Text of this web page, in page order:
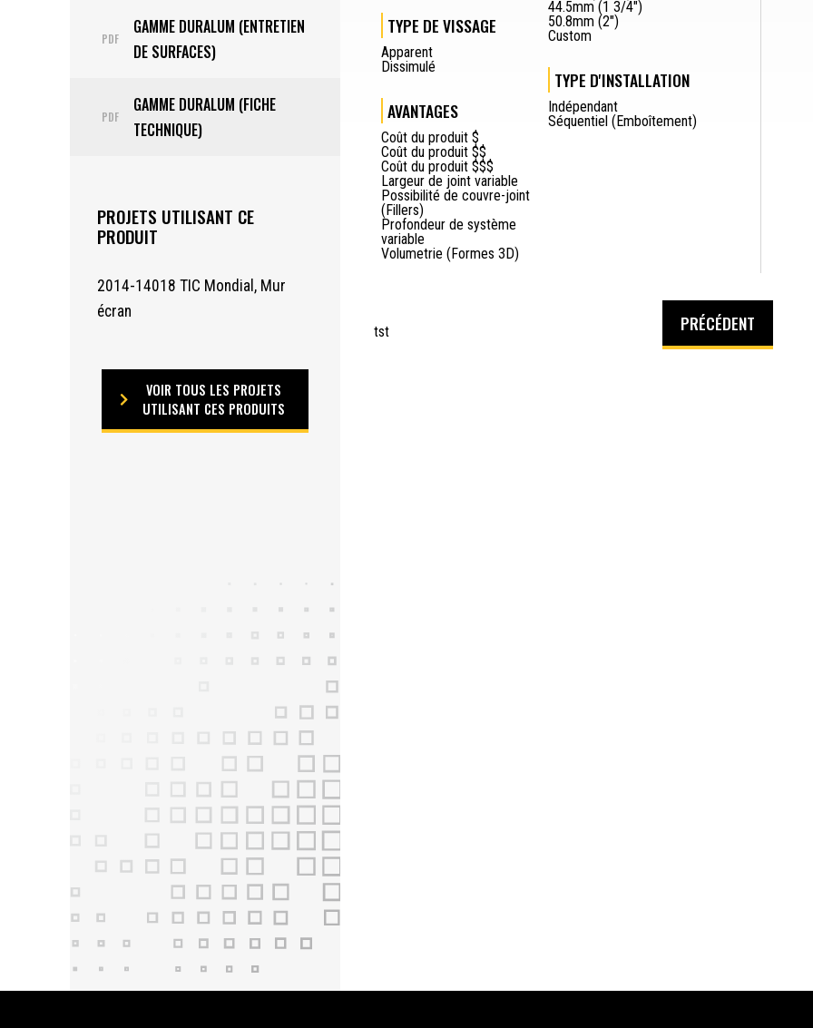
PDF
GAMME DURALUM (ENTRETIEN
DE SURFACES)
PDF
GAMME DURALUM (FICHE
TECHNIQUE)
PROJETS UTILISANT CE
PRODUIT
2014-14018 TIC Mondial, Mur
écran
VOIR TOUS LES PROJETS
UTILISANT CES PRODUITS
TYPE DE VISSAGE
Apparent
Dissimulé
AVANTAGES
Coût du produit $
Coût du produit $$
Coût du produit $$$
Largeur de joint variable
Possibilité de couvre-joint
(Fillers)
Profondeur de système
variable
Volumetrie (Formes 3D)
44.5mm (1 3/4")
50.8mm (2")
Custom
TYPE D'INSTALLATION
Indépendant
Séquentiel (Emboîtement)
tst PRÉCÉDENT